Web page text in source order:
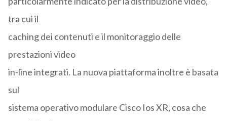
tra cui il
caching dei contenuti e il monitoraggio delle
prestazioni video
in-line integrati. La nuova piattaforma inoltre è basata
sul
sistema operativo modulare Cisco Ios XR, cosa che